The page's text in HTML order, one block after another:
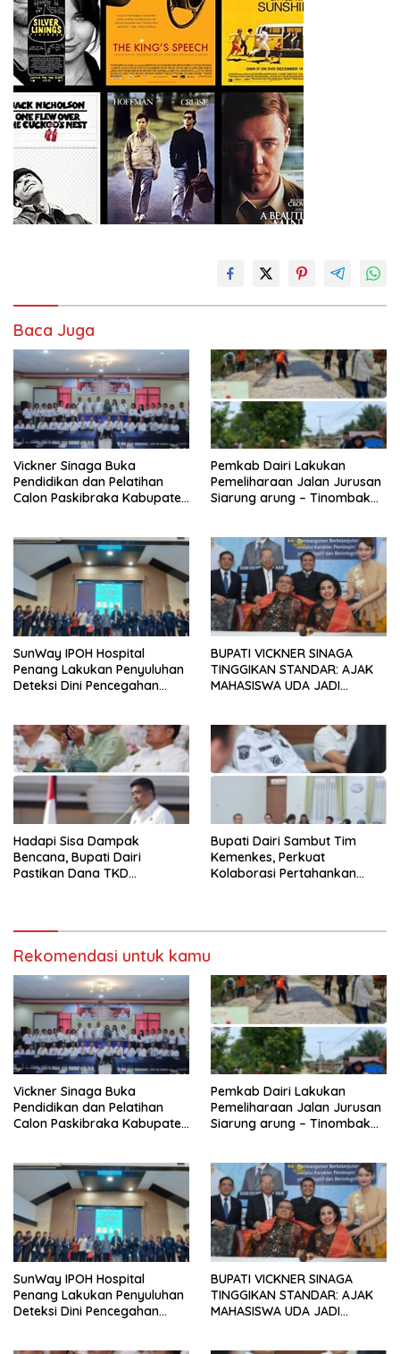
Baca Juga
Vickner Sinaga Buka
Pendidikan dan Pelatihan
Calon Paskibraka Kabupaten
Pemkab Dairi Lakukan
Pemeliharaan Jalan Jurusan
Siarung arung – Tinombak
SunWay IPOH Hospital
Penang Lakukan Penyuluhan
Deteksi Dini Pencegahan
BUPATI VICKNER SINAGA
TINGGIKAN STANDAR: AJAK
MAHASISWA UDA JADI
LUNTUR ZAMAN
Hadapi Sisa Dampak
Bencana, Bupati Dairi
Pastikan Dana TKD
Bupati Dairi Sambut Tim
Kemenkes, Perkuat
Kolaborasi Pertahankan
Rekomendasi untuk kamu
Vickner Sinaga Buka
Pendidikan dan Pelatihan
Calon Paskibraka Kabupaten
Pemkab Dairi Lakukan
Pemeliharaan Jalan Jurusan
Siarung arung – Tinombak
SunWay IPOH Hospital
Penang Lakukan Penyuluhan
Deteksi Dini Pencegahan
BUPATI VICKNER SINAGA
TINGGIKAN STANDAR: AJAK
MAHASISWA UDA JADI